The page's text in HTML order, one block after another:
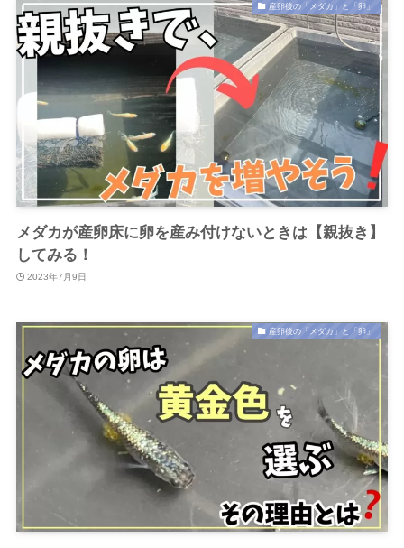
産卵後の「メダカ」と「卵」
メダカが産卵床に卵を産み付けないときは【親抜き】
してみる！
2023年7月9日
産卵後の「メダカ」と「卵」